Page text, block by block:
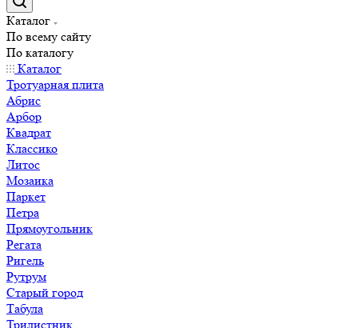
Каталог
По всему сайту
По каталогу
Каталог
Тротуарная плита
Абрис
Арбор
Квадрат
Классико
Литос
Мозаика
Паркет
Петра
Прямоугольник
Регата
Ригель
Рутрум
Старый город
Табула
Трилистник